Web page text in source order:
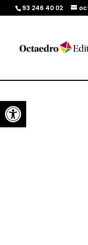
Abrir barra de herramientas
93 246 40 02